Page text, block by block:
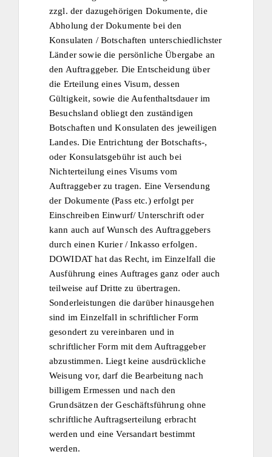
zzgl. der dazugehörigen Dokumente, die
Abholung der Dokumente bei den
Konsulaten / Botschaften unterschiedlichster
Länder sowie die persönliche Übergabe an
den Auftraggeber. Die Entscheidung über
die Erteilung eines Visum, dessen
Gültigkeit, sowie die Aufenthaltsdauer im
Besuchsland obliegt den zuständigen
Botschaften und Konsulaten des jeweiligen
Landes. Die Entrichtung der Botschafts-,
oder Konsulatsgebühr ist auch bei
Nichterteilung eines Visums vom
Auftraggeber zu tragen. Eine Versendung
der Dokumente (Pass etc.) erfolgt per
Einschreiben Einwurf/ Unterschrift oder
kann auch auf Wunsch des Auftraggebers
durch einen Kurier / Inkasso erfolgen.
DOWIDAT hat das Recht, im Einzelfall die
Ausführung eines Auftrages ganz oder auch
teilweise auf Dritte zu übertragen.
Sonderleistungen die darüber hinausgehen
sind im Einzelfall in schriftlicher Form
gesondert zu vereinbaren und in
schriftlicher Form mit dem Auftraggeber
abzustimmen. Liegt keine ausdrückliche
Weisung vor, darf die Bearbeitung nach
billigem Ermessen und nach den
Grundsätzen der Geschäftsführung ohne
schriftliche Auftragserteilung erbracht
werden und eine Versandart bestimmt
werden.